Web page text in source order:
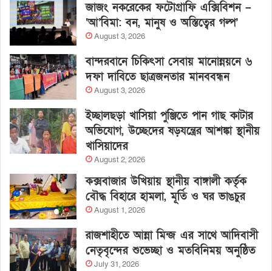
জাজং নকরেকের ফটোগ্রাফি এক্সিবিশন –
‘আ’বিমা: বন, মানুষ ও অস্তিত্বের গল্প’
August 3, 2026
বান্দরবানে চিকিৎসা সেবায় মানোন্নয়নে ৬
দফা দাবিতে ছাত্রজনতার মানববন্ধন
August 3, 2026
ইচ্ছালছড়া খাসিয়া পুঞ্জিতে পান গাছ কাটার
অভিযোগ, উচ্ছেদের ষড়যন্ত্রের আশঙ্কা স্থানীয়
খাসিয়াদের
August 2, 2026
কক্সবাজার উখিয়ায় স্থানীয় বাঙ্গালী কর্তৃক
বৌদ্ধ বিহারে হামলা, মূর্তি ও ঘর ভাঙচুর
August 1, 2026
রাজশাহীতে আন্না মিন্জ এর সাথে আদিবাসী
নেতৃবৃন্দের শুভেচ্ছা ও মতবিনিময় অনুষ্ঠিত
July 31, 2026